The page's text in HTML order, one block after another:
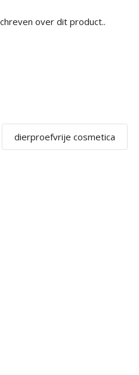
over dit product..
dierproefvrije cosmetica